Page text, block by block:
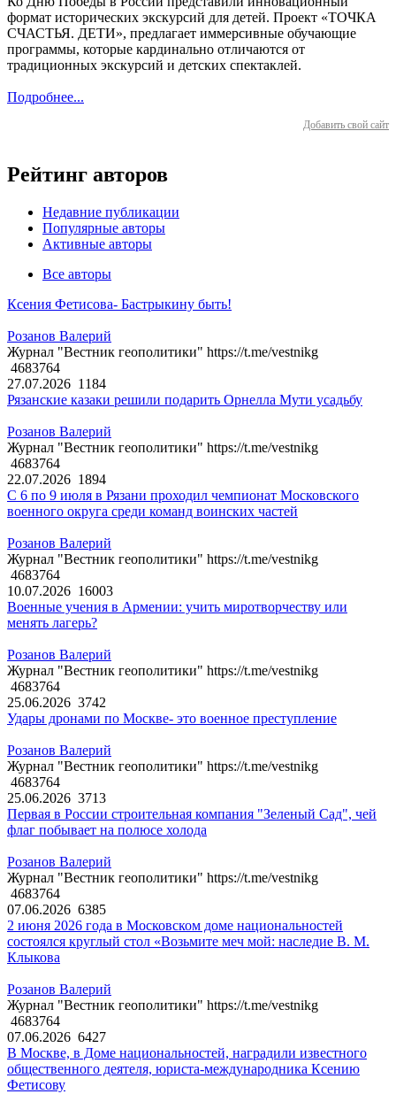
формат исторических экскурсий для детей. Проект «ТОЧКА
СЧАСТЬЯ. ДЕТИ», предлагает иммерсивные обучающие
программы, которые кардинально отличаются от
традиционных экскурсий и детских спектаклей.
Подробнее...
Добавить свой сайт
Рейтинг авторов
Недавние публикации
Популярные авторы
Активные авторы
Все авторы
Ксения Фетисова- Бастрыкину быть!
Розанов Валерий
Журнал "Вестник геополитики" https://t.me/vestnikg
4683764
27.07.2026 1184
Рязанские казаки решили подарить Орнелла Мути усадьбу
Розанов Валерий
Журнал "Вестник геополитики" https://t.me/vestnikg
4683764
22.07.2026 1894
С 6 по 9 июля в Рязани проходил чемпионат Московского
военного округа среди команд воинских частей
Розанов Валерий
Журнал "Вестник геополитики" https://t.me/vestnikg
4683764
10.07.2026 16003
Военные учения в Армении: учить миротворчеству или
менять лагерь?
Розанов Валерий
Журнал "Вестник геополитики" https://t.me/vestnikg
4683764
25.06.2026 3742
Удары дронами по Москве- это военное преступление
Розанов Валерий
Журнал "Вестник геополитики" https://t.me/vestnikg
4683764
25.06.2026 3713
Первая в России строительная компания "Зеленый Сад", чей
флаг побывает на полюсе холода
Розанов Валерий
Журнал "Вестник геополитики" https://t.me/vestnikg
4683764
07.06.2026 6385
2 июня 2026 года в Московском доме национальностей
состоялся круглый стол «Возьмите меч мой: наследие В. М.
Клыкова
Розанов Валерий
Журнал "Вестник геополитики" https://t.me/vestnikg
4683764
07.06.2026 6427
В Москве, в Доме национальностей, наградили известного
общественного деятеля, юриста-международника Ксению
Фетисову